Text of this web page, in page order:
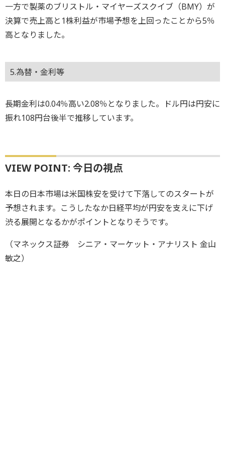
一方で製薬のブリストル・マイヤーズスクイブ（BMY）が
決算で売上高と1株利益が市場予想を上回ったことから5％
高となりました。
5.為替・金利等
長期金利は0.04％高い2.08％となりました。ドル円は円安に
振れ108円台後半で推移しています。
VIEW POINT: 今日の視点
本日の日本市場は米国株安を受けて下落してのスタートが
予想されます。こうしたなか日経平均が円安を支えに下げ
渋る展開となるかがポイントとなりそうです。
（マネックス証券 シニア・マーケット・アナリスト 金山
敏之）